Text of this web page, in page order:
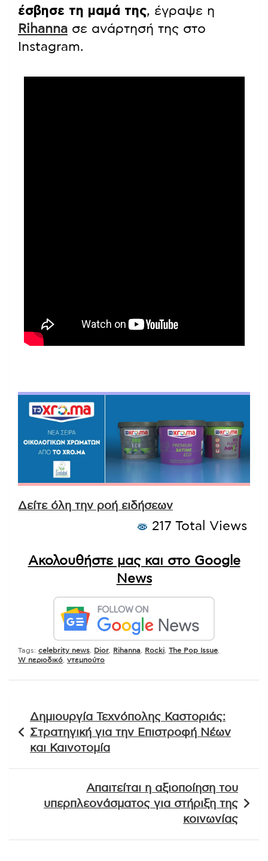
έσβησε τη μαμά της, έγραψε η
Rihanna σε ανάρτησή της στο
Instagram.
Δείτε όλη την ροή ειδήσεων
217 Total Views
Ακολουθήστε μας και στο Google
News
Tags: celebrity news Dior Rihanna Rocki The Pop Issue
W περιοδικό ντεμπούτο
άρθρων
Δημιουργία Τεχνόπολης Καστοριάς:
Στρατηγική για την Επιστροφή Νέων
και Καινοτομία
Απαιτείται η αξιοποίηση του
υπερπλεονάσματος για στήριξη της
κοινωνίας